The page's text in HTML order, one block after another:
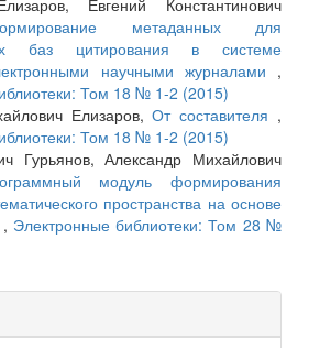
Евгений Константинович
метаданных для
баз цитирования в системе
научными журналами ,
Том 18 № 1-2 (2015)
Елизаров,От составителя ,
Том 18 № 1-2 (2015)
Гурьянов, Александр Михайлович
модуль формирования
пространства на основе
, Электронные библиотеки: Том 28 №